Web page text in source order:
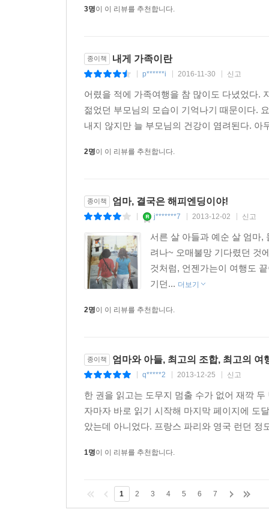
3명이 이 리뷰를 추천합니다.
종이책 내게 가족이란
p******i 2016-11-30 신고
어렸을 적에 가족여행을 참 많이도 다녔었다.
젊었던 부모님의 모습이 기억나기 때문이다.
내지 않지만 늘 부모님의 건강이 염려된다.
2명이 이 리뷰를 추천합니다.
종이책 엄마, 결국은 해피엔딩이야!
j*******7 2013-12-02 신고
서른 살 아들과 예순 살 엄마,
려나~ 오매불망 기다렸던 것
것처럼, 언젠가는이 여행도
기던... 더보기
2명이 이 리뷰를 추천합니다.
종이책 엄마와 아들, 최고의 조합, 최고의 여
q*****2 2013-12-25 신고
한 권을 읽고는 도무지 멈출 수가 없어 재깍
자마자 바로 읽기 시작해 마지막 페이지에 도
았는데 아니었다. 프랑스 파리와 영국 런던
1명이 이 리뷰를 추천합니다.
1 2 3 4 5 6 7